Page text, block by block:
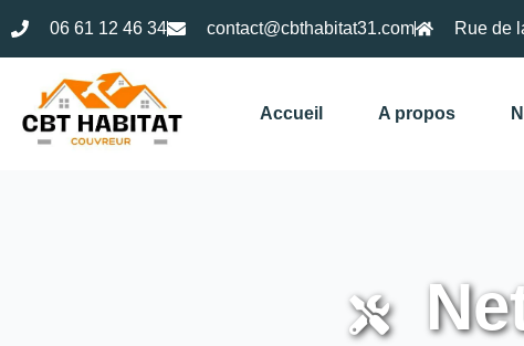
06 61 12 46 34 contact@cbthabitat31.com Rue de
Accueil A propos